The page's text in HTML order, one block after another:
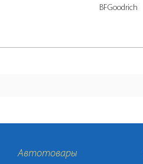
BFGoodrich
Автотовары